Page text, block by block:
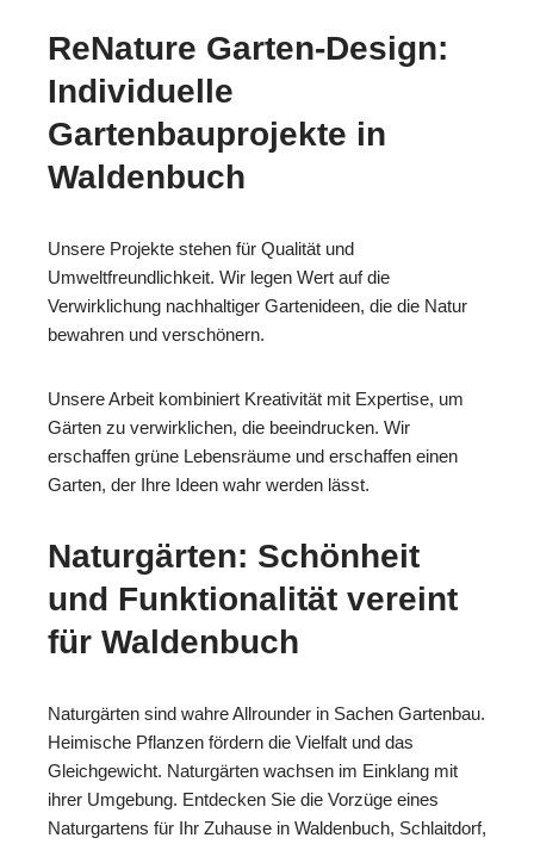
ReNature Garten-Design:
Individuelle
Gartenbauprojekte in
Waldenbuch
Unsere Projekte stehen für Qualität und
Umweltfreundlichkeit. Wir legen Wert auf die
Verwirklichung nachhaltiger Gartenideen, die die Natur
bewahren und verschönern.
Unsere Arbeit kombiniert Kreativität mit Expertise, um
Gärten zu verwirklichen, die beeindrucken. Wir
erschaffen grüne Lebensräume und erschaffen einen
Garten, der Ihre Ideen wahr werden lässt.
Naturgärten: Schönheit
und Funktionalität vereint
für Waldenbuch
Naturgärten sind wahre Allrounder in Sachen Gartenbau.
Heimische Pflanzen fördern die Vielfalt und das
Gleichgewicht. Naturgärten wachsen im Einklang mit
ihrer Umgebung. Entdecken Sie die Vorzüge eines
Naturgartens für Ihr Zuhause in Waldenbuch, Schlaitdorf,